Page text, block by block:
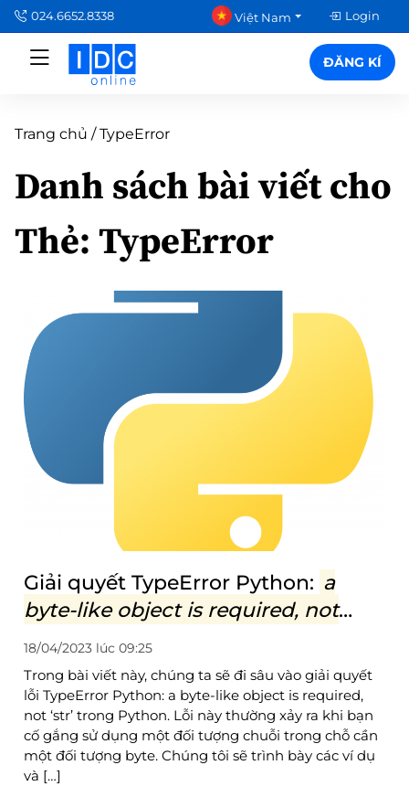
024.6652.8338 Việt Nam Login
ĐĂNG KÍ
Trang chủ /TypeError
Danh sách bài viết cho
Thẻ:TypeError
Giải quyết TypeError Python: a
byte-like object is required, not
‘str’
18/04/2023 lúc 09:25
Trong bài viết này, chúng ta sẽ đi sâu vào giải quyết
lỗi TypeError Python: a byte-like object is required,
not ‘str’ trong Python. Lỗi này thường xảy ra khi bạn
cố gắng sử dụng một đối tượng chuỗi trong chỗ cần
một đối tượng byte. Chúng tôi sẽ trình bày các ví dụ
và […]